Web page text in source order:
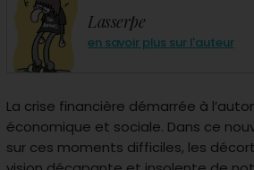
Lasserpe
en savoir plus sur l'auteur
La crise financière démarrée à
économique et sociale. Dans ce
sur ces moments difficiles, les